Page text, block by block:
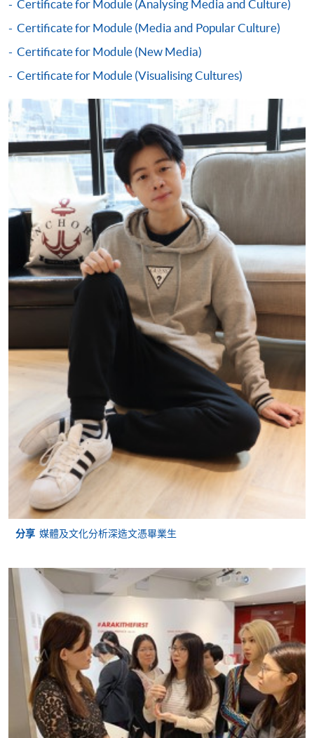
單元]
課程編號
37Z131425
學費
$9,750
查詢號碼
2910-7607
New Media (Module from Postgraduate
Diploma in Media and Cultural Critique)
新媒體學 [媒體及文化分析深造文憑之單元]
課程編號
37Z131417
$9,750
2910-7607
已被列入持續進修基金可發還款項的課程 (只限部分單元)
本課程若干單元已加入持續進修基金可獲發還款項課程名單
內
媒體及文化分析深造文憑
本課程在資歴架構下獲得認可 (資歴架構第6級)
網上報名 立即報名
申請表
報名辦法
香港大學專業進修學院提供24小時網上報名及繳費服
務，申請人可通過網上申請個別學歷頒授課程和報讀
大部份公開招生的課程(以先到先得形式報名的課程)。
申請人可在網上使用「繳費靈」(PPS) (不適用於手
機)、VISA 或 Mastercard。除上述支付方式之外，如就
讀學歷頒授課程設有網上服務，在學學員亦可以「微
信支付」(Online WeChat Pay) 、「支付寶」(Online
Alipay) 或 「轉數快」(FPS) 繳付學費。
Certificate for Module (Analysing Media and Culture)
Certificate for Module (Media and Popular Culture)
Certificate for Module (New Media)
Certificate for Module (Visualising Cultures)
分享 媒體及文化分析深造文憑畢業生